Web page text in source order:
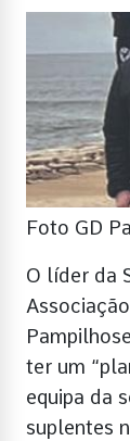
Foto GD
O líder da
ter um
equipa da
suplentes